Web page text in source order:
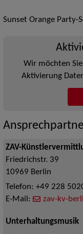
Sunset Orange Party-
Wir möchten
Aktivierung
ZAV-
Friedrichstr. 39
10969 Berlin
Telefon: +49 228
E-Mail:
zav-kv-
Unterhaltungsmusik